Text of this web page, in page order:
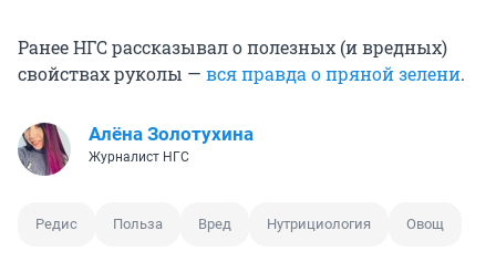
Ранее НГС рассказывал о полезных (и вредных)
свойствах руколы — вся правда о пряной зелени.
Алёна Золотухина
Журналист НГС
Редис Польза Вред Нутрициология Овощ